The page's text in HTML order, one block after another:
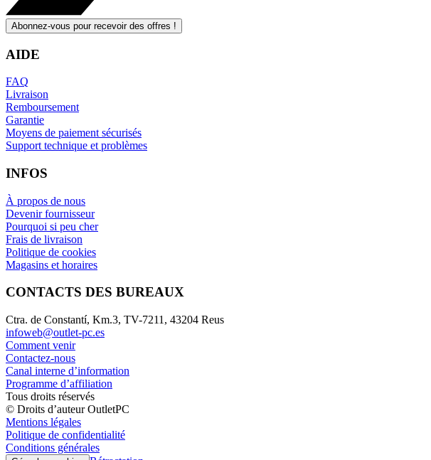
Abonnez-vous pour recevoir des offres !
AIDE
FAQ
Livraison
Remboursement
Garantie
Moyens de paiement sécurisés
Support technique et problèmes
INFOS
À propos de nous
Devenir fournisseur
Pourquoi si peu cher
Frais de livraison
Politique de cookies
Magasins et horaires
CONTACTS DES BUREAUX
Ctra. de Constantí, Km.3, TV-7211, 43204 Reus
infoweb@outlet-pc.es
Comment venir
Contactez-nous
Canal interne d’information
Programme d’affiliation
Tous droits réservés
© Droits d’auteur OutletPC
Mentions légales
Politique de confidentialité
Conditions générales